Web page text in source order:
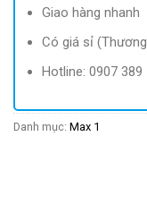
Giao hàng nhanh
Có giá sỉ
Hotline: 0907
Danh mục: Max 1